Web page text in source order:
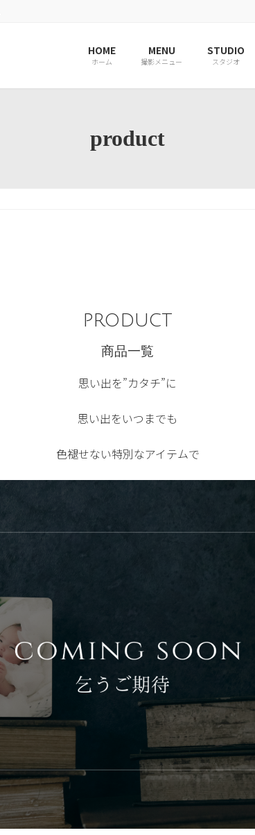
HOME
ホーム
MENU
撮影メニュー
STUDIO
スタジオ
product
product
商品一覧
思い出を”カタチ”に
思い出をいつまでも
色褪せない特別なアイテムで